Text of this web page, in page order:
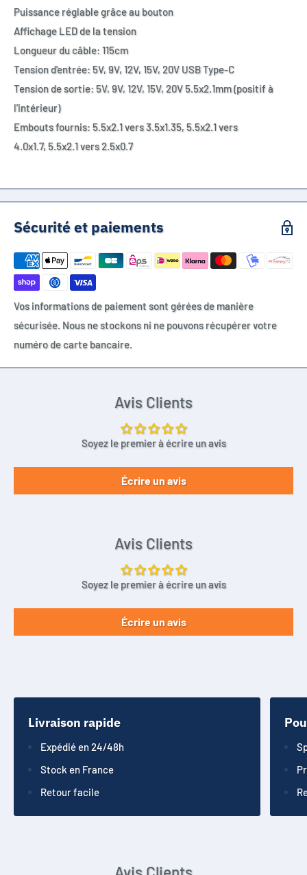
Puissance réglable grâce au bouton
Affichage LED de la tension
Longueur du câble: 115cm
Tension d'entrée: 5V, 9V, 12V, 15V, 20V USB Type-C
Tension de sortie: 5V, 9V, 12V, 15V, 20V 5.5x2.1mm (positif à
l'intérieur)
Embouts fournis: 5.5x2.1 vers 3.5x1.35, 5.5x2.1 vers
4.0x1.7, 5.5x2.1 vers 2.5x0.7
Sécurité et paiements
Vos informations de paiement sont gérées de manière
sécurisée. Nous ne stockons ni ne pouvons récupérer votre
numéro de carte bancaire.
Avis Clients
Soyez le premier à écrire un avis
Écrire un avis
Avis Clients
Soyez le premier à écrire un avis
Écrire un avis
Livraison rapide
Expédié en 24/48h
Stock en France
Retour facile